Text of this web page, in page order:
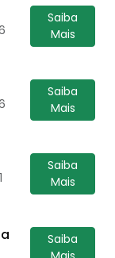
Saiba
Mais
Saiba
Mais
Saiba
Mais
Saiba